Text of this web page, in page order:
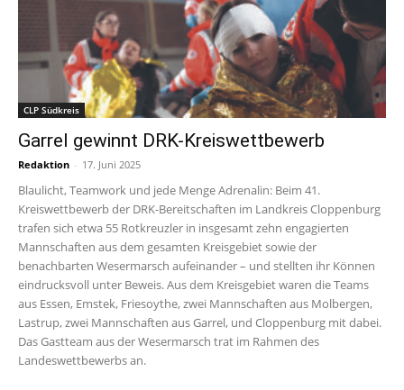
CLP Südkreis
Garrel gewinnt DRK-Kreiswettbewerb
Redaktion - 17. Juni 2025
Blaulicht, Teamwork und jede Menge Adrenalin: Beim 41.
Kreiswettbewerb der DRK-Bereitschaften im Landkreis Cloppenburg
trafen sich etwa 55 Rotkreuzler in insgesamt zehn engagierten
Mannschaften aus dem gesamten Kreisgebiet sowie der
benachbarten Wesermarsch aufeinander – und stellten ihr Können
eindrucksvoll unter Beweis. Aus dem Kreisgebiet waren die Teams
aus Essen, Emstek, Friesoythe, zwei Mannschaften aus Molbergen,
Lastrup, zwei Mannschaften aus Garrel, und Cloppenburg mit dabei.
Das Gastteam aus der Wesermarsch trat im Rahmen des
Landeswettbewerbs an.